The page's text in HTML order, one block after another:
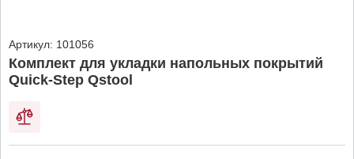
Артикул: 101056
Комплект для укладки напольных покрытий
Quick-Step Qstool